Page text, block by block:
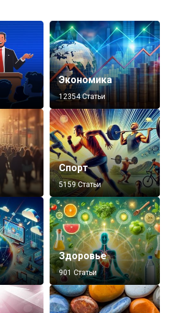
Экономика
12354 Статьи
Спорт
5159 Статьи
Здоровье
901 Статьи